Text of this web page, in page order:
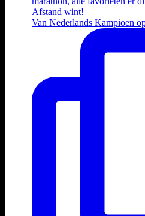
Van Nederlands Kampioen